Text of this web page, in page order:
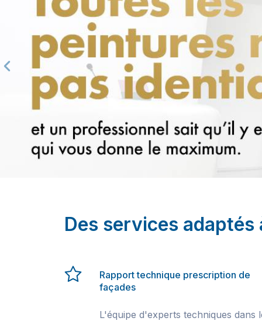
Des services adaptés
Rapport technique prescription de
façades
L'équipe d'experts techniques dans